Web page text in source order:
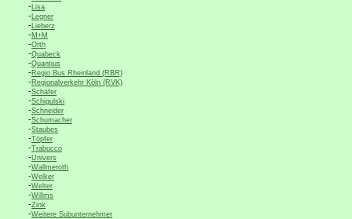
-Lisa
-Legner
-Lieberz
-M+M
-Orth
-Quabeck
-Quantius
-Regio Bus Rheinland (RBR)
-Regionalverkehr Köln (RVK)
-Schäfer
-Schigulski
-Schneider
-Schumacher
-Staubes
-Töpfer
-Trabucco
-Univers
-Wallmeroth
-Welker
-Welter
-Willms
-Zink
-Weitere Subunternehmer